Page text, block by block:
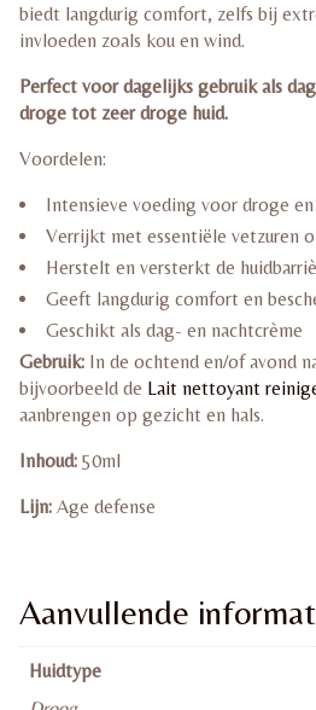
biedt langdurig comfort, zelfs bij
invloeden zoals kou en wind.
Perfect voor dagelijks gebruik als
droge tot zeer droge huid.
Voordelen:
Intensieve voeding voor droge
Verrijkt met essentiële vetzuren
Herstelt en versterkt de
Geeft langdurig comfort en
Geschikt als dag- en nachtcrème
Gebruik: In de ochtend en/of avond
bijvoorbeeld de Lait nettoyant
aanbrengen op gezicht en hals.
Inhoud: 50ml
Lijn: Age defense
Aanvullende
Huidtype